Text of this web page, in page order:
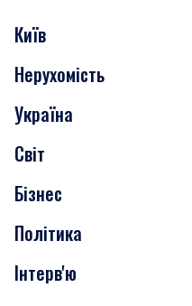
Київ
Події
Скандали
Нерухомість
Транспорт
Нерухомість
Україна
Світ
Бізнес
Політика
Інтерв'ю